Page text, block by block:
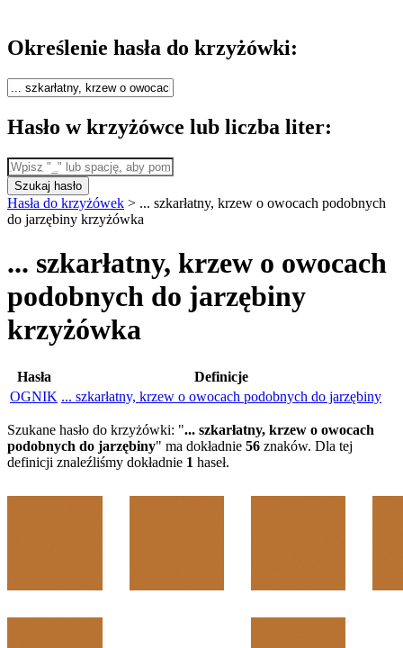
Określenie hasła do krzyżówki:
Hasło w krzyżówce lub liczba liter:
Szukaj hasło
Hasła do krzyżówek > ... szkarłatny, krzew o owocach podobnych
do jarzębiny krzyżówka
... szkarłatny, krzew o owocach
podobnych do jarzębiny
krzyżówka
Hasła
Definicje
OGNIK ... szkarłatny, krzew o owocach podobnych do jarzębiny
Szukane hasło do krzyżówki: "... szkarłatny, krzew o owocach
podobnych do jarzębiny" ma dokładnie 56 znaków. Dla tej
definicji znaleźliśmy dokładnie 1 haseł.